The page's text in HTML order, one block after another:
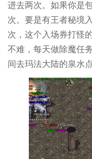
进去两次。如果你是
次。要是有王者秘境
次，这个入场券打怪
不难，每天做除魔任
间去玛法大陆的泉水